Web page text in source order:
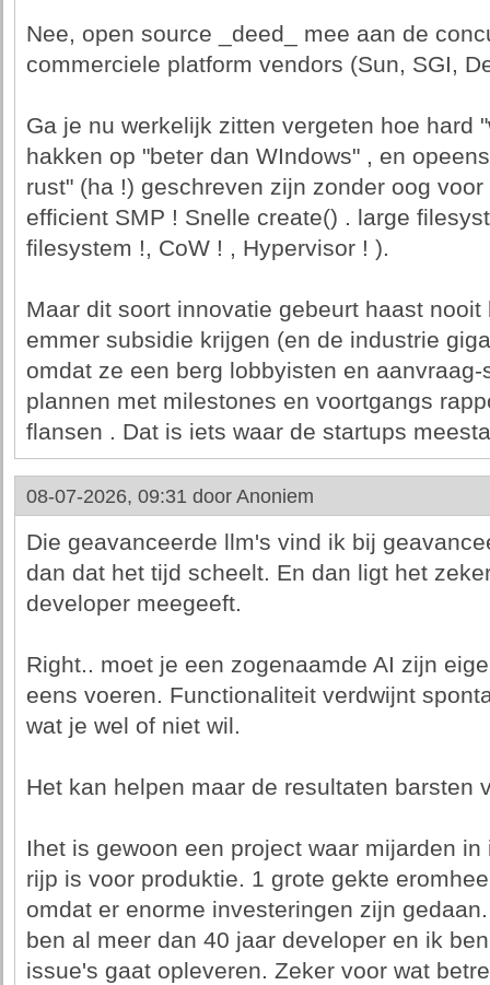
Nee, open source _deed_ mee aan de
commerciele platform vendors (Sun, SGI,
Ga je nu werkelijk zitten vergeten hoe hard
hakken op "beter dan WIndows" , en
rust" (ha !) geschreven zijn zonder oog
efficient SMP ! Snelle create() . large
filesystem !, CoW ! , Hypervisor ! ).
Maar dit soort innovatie gebeurt haast
emmer subsidie krijgen (en de industrie
omdat ze een berg lobbyisten en
plannen met milestones en voortgangs
flansen . Dat is iets waar de startups
08-07-2026, 09:31 door Anoniem
Die geavanceerde llm's vind ik bij
dan dat het tijd scheelt. En dan ligt het
developer meegeeft.
Right.. moet je een zogenaamde AI zijn
eens voeren. Functionaliteit verdwijnt
wat je wel of niet wil.
Het kan helpen maar de resultaten barsten
Ihet is gewoon een project waar mijarden
rijp is voor produktie. 1 grote gekte
omdat er enorme investeringen zijn
ben al meer dan 40 jaar developer en ik
issue's gaat opleveren. Zeker voor wat